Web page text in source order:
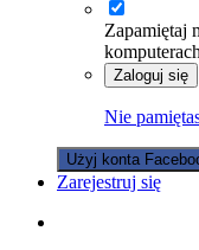
Zapamiętaj
komputerach
Zaloguj się
Nie
Użyj konta
Zarejestruj się